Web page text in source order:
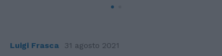
Luigi Frasca 31 agosto 2021